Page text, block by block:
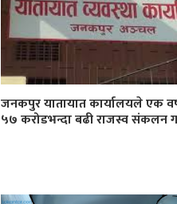
जनकपुर यातायात कार्यालयले एक
५७ करोडभन्दा बढी राजस्व संकलन